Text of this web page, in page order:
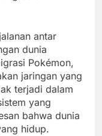
antar
dunia
Pokémon,
jaringan yang
terjadi dalam
yang
bahwa dunia
hidup.